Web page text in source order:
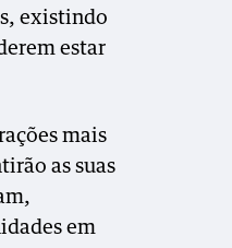
existindo
estar
mais
as suas
em